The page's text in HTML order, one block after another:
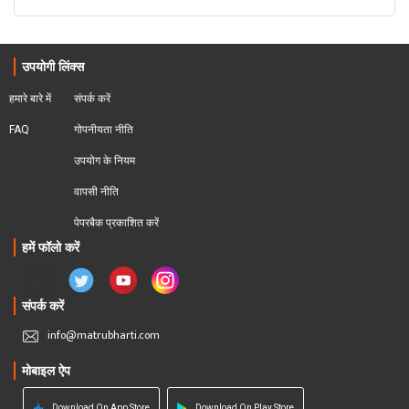
उपयोगी लिंक्स
हमारे बारे में
FAQ
संपर्क करें
गोपनीयता नीति
उपयोग के नियम
वापसी नीति
पेपरबैक प्रकाशित करें
हमें फॉलो करें
संपर्क करें
info@matrubharti.com
मोबाइल ऐप